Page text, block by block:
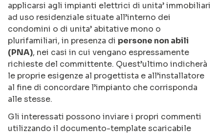
applicarsi agli impianti elettrici di unita’ immobiliari
ad uso residenziale situate all’interno dei
condomini o di unita’ abitative mono o
plurifamiliari, in presenza di persone non abili
(PNA), nei casi in cui vengano espressamente
richieste del committente. Quest’ultimo indicherà
le proprie esigenze al progettista e all’installatore
al fine di concordare l’impianto che corrisponda
alle stesse.
Gli interessati possono inviare i propri commenti
utilizzando il documento-template scaricabile